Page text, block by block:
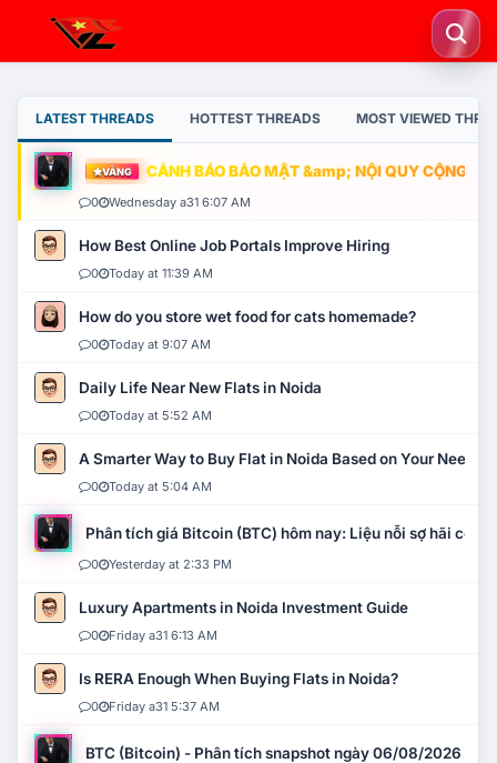
LATEST THREADS HOTTEST THREADS MOST VIEWED
VÀNG CẢNH BÁO BẢO MẬT &amp; NỘI QUY CỘNG
0 Wednesday a31 6:07 AM
How Best Online Job Portals Improve Hiring
0 Today at 11:39 AM
How do you store wet food for cats homemade?
0 Today at 9:07 AM
Daily Life Near New Flats in Noida
0 Today at 5:52 AM
A Smarter Way to Buy Flat in Noida Based on Your Needs
0 Today at 5:04 AM
Phân tích giá Bitcoin (BTC) hôm nay: Liệu nỗi sợ hãi có
0 Yesterday at 2:33 PM
Luxury Apartments in Noida Investment Guide
0 Friday a31 6:13 AM
Is RERA Enough When Buying Flats in Noida?
0 Friday a31 5:37 AM
BTC (Bitcoin) - Phân tích snapshot ngày 06/08/2026